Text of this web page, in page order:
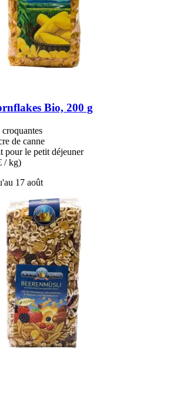
Bio, 200 g
croquantes
de canne
pour le petit déjeuner
/ kg)
17 août